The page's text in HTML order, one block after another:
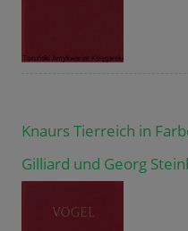
Knaurs Tierreich in
Gilliard und Georg